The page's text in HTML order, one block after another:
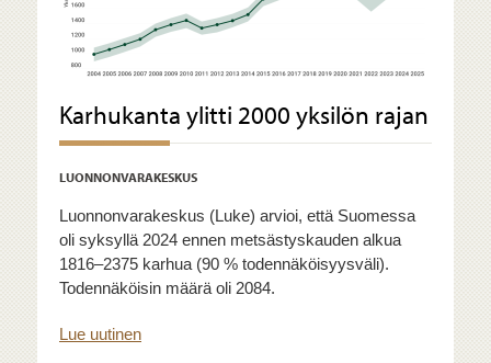
Karhukanta ylitti 2000 yksilön rajan
LUONNONVARAKESKUS
Luonnonvarakeskus (Luke) arvioi, että Suomessa
oli syksyllä 2024 ennen metsästyskauden alkua
1816–2375 karhua (90 % todennäköisyysväli).
Todennäköisin määrä oli 2084.
Lue uutinen